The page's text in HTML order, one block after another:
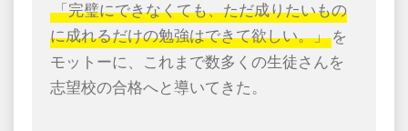
「完璧にできなくても、ただ成りたいもの
に成れるだけの勉強はできて欲しい。」 を
モットーに、これまで数多くの生徒さんを
志望校の合格へと導いてきた。